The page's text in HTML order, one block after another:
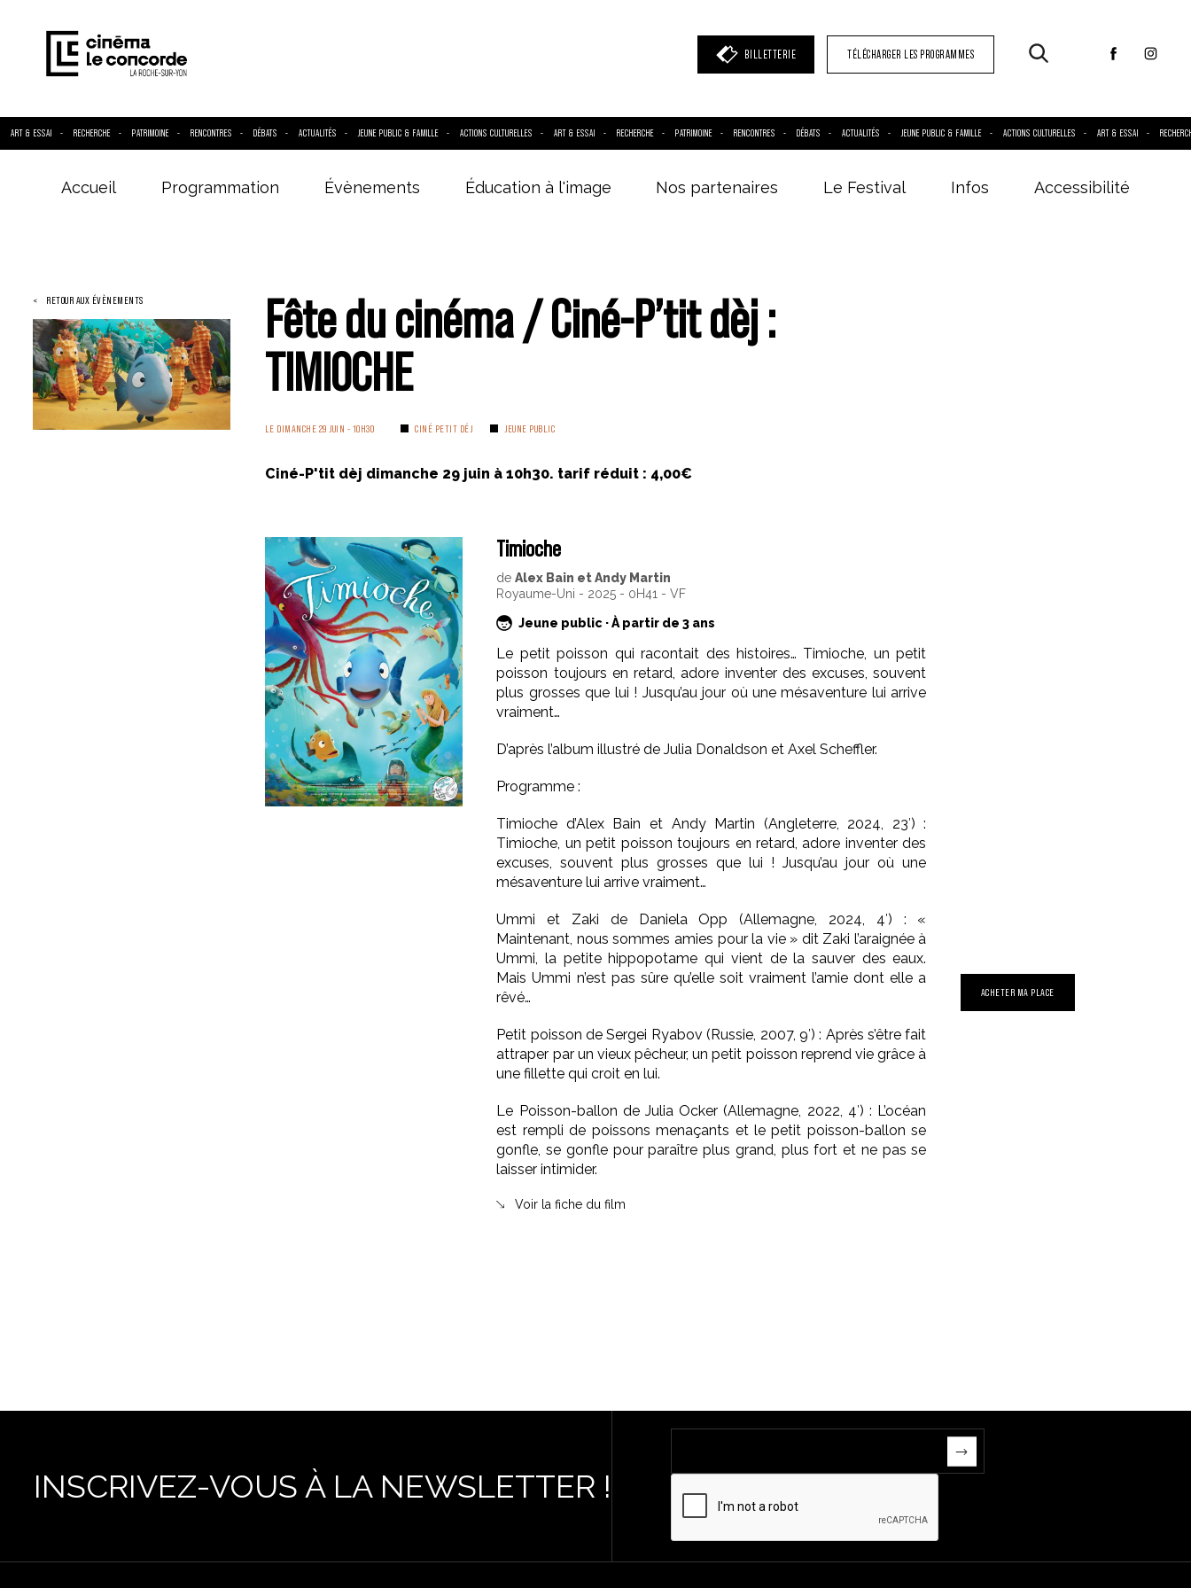
BILLETTERIE TÉLÉCHARGER LES PROGRAMMES
ART & ESSAI RECHERCHE PATRIMOINE RENCONTRES DÉBATS ACTUALITÉS JEUNE PUBLIC & FAMILLE ACTIONS CULTURELLES ART & ESSAI RECHERCHE PATRIMOINE RENCONTRES DÉBATS ACTUALITÉS JEUNE PUBLIC & FAMILLE ACTIONS CULTURELLES ART & ESSAI
Accueil Programmation Évènements Éducation à l'image Nos partenaires Le Festival Infos Accessibilité
RETOUR AUX ÉVÈNEMENTS
Fête du cinéma / Ciné-P’tit dèj :
TIMIOCHE
LE DIMANCHE 29 JUIN - 10H30 CINÉ PETIT DÉJ JEUNE PUBLIC
Ciné-P'tit dèj dimanche 29 juin à 10h30. tarif réduit : 4,00€
Timioche
deAlex Bain et Andy Martin
Royaume-Uni - 2025 - 0H41 - VF
Jeune public · À partir de 3 ans
Le petit poisson qui racontait des histoires… Timioche, un petit
poisson toujours en retard, adore inventer des excuses, souvent
plus grosses que lui ! Jusqu’au jour où une mésaventure lui arrive
vraiment…
D’après l’album illustré de Julia Donaldson et Axel Scheffler.
Programme :
Timioche d’Alex Bain et Andy Martin (Angleterre, 2024, 23′) :
Timioche, un petit poisson toujours en retard, adore inventer des
excuses, souvent plus grosses que lui ! Jusqu’au jour où une
mésaventure lui arrive vraiment…
Ummi et Zaki de Daniela Opp (Allemagne, 2024, 4′) : «
Maintenant, nous sommes amies pour la vie » dit Zaki l’araignée à
Ummi, la petite hippopotame qui vient de la sauver des eaux.
Mais Ummi n’est pas sûre qu’elle soit vraiment l’amie dont elle a
rêvé…
Petit poisson de Sergei Ryabov (Russie, 2007, 9′) : Après s’être fait
attraper par un vieux pêcheur, un petit poisson reprend vie grâce à
une fillette qui croit en lui.
Le Poisson-ballon de Julia Ocker (Allemagne, 2022, 4′) : L’océan
est rempli de poissons menaçants et le petit poisson-ballon se
gonfle, se gonfle pour paraître plus grand, plus fort et ne pas se
laisser intimider.
Voir la fiche du film
ACHETER MA PLACE
INSCRIVEZ-VOUS À LA NEWSLETTER !